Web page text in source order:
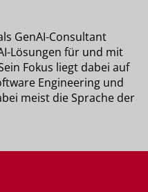
GenAI-Consultant
Lösungen für und mit
Fokus liegt dabei auf
Engineering und
meist die Sprache der